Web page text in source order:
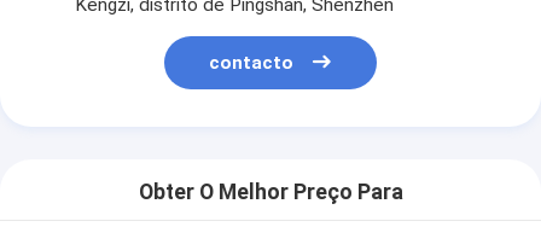
contacto
Obter O Melhor Preço Para